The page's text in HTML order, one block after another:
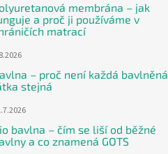
membrána – jak
a proč ji používáme v
matrací
– proč není každá bavlněná
stejná
bavlna – čím se liší od běžné
a co znamená GOTS